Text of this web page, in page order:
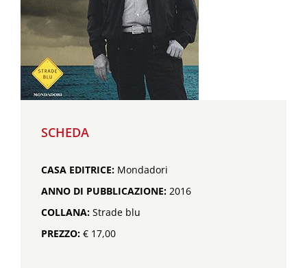
SCHEDA
CASA EDITRICE: Mondadori
ANNO DI PUBBLICAZIONE: 2016
COLLANA: Strade blu
PREZZO: € 17,00